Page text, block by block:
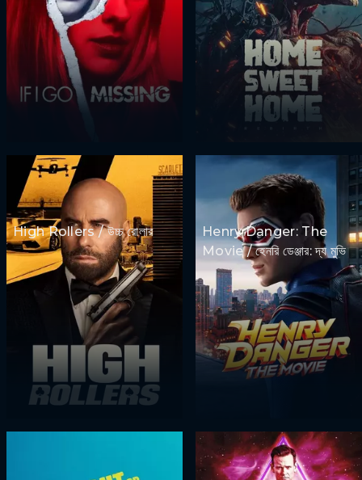
High Rollers / উচ্চ রোলার
Henry Danger: The
Movie / হেনরি ডেঞ্জার: দ্য মুভি